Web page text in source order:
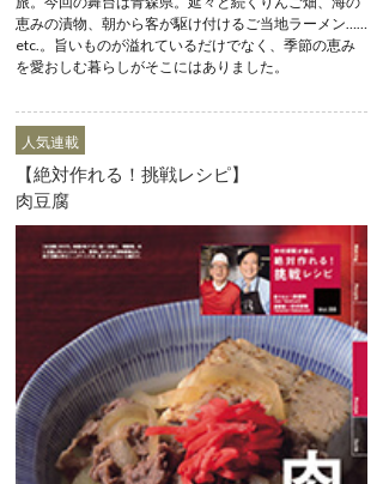
恵みの漬物、朝から客が駆け付けるご当地ラーメン……
etc.。旨いものが溢れているだけでなく、季節の恵み
を愛おしむ暮らしがそこにはありました。
人気連載
【絶対作れる！挑戦レシピ】
肉豆腐